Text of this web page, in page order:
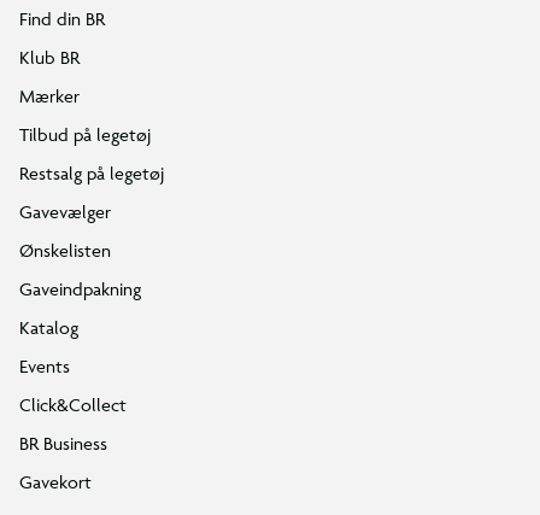
Find din BR
Klub BR
Mærker
Tilbud på legetøj
Restsalg på legetøj
Gavevælger
Ønskelisten
Gaveindpakning
Katalog
Events
Click&Collect
BR Business
Gavekort